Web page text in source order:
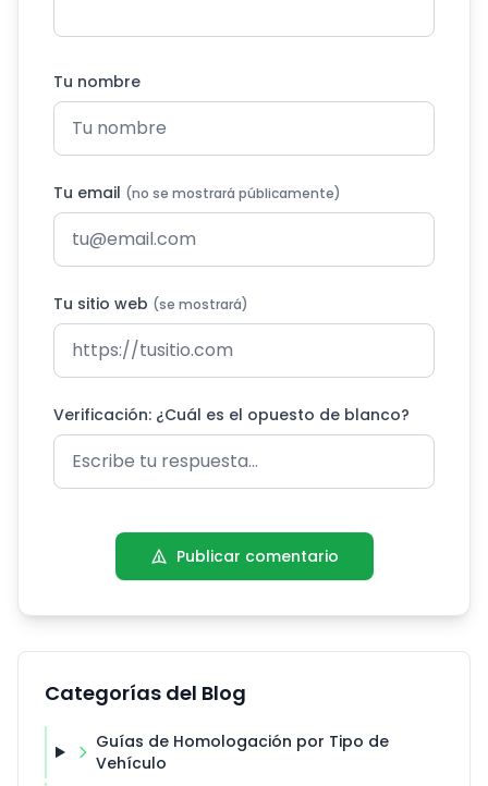
Tu nombre
Tu email (no se mostrará públicamente)
Tu sitio web (se mostrará)
Verificación: ¿Cuál es el opuesto de blanco?
Publicar comentario
Categorías del Blog
Guías de Homologación por Tipo de
Vehículo